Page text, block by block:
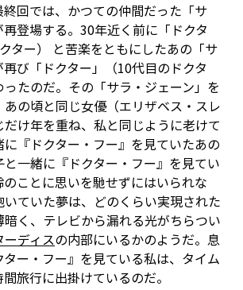
回では、かつての仲間だった「サ
登場する。30年近く前に「ドクタ
ター） と苦楽をともにしたあの「サ
び「ドクター」（10代目のドクタ
たのだ。その「サラ・ジェーン」を
の頃と同じ女優（エリザベス・スレ
だけ年を重ね、私と同じように老けて
に『ドクター・フー』を見ていたあの
一緒に『ドクター・フー』を見てい
ことに思いを馳せずにはいられな
いていた夢は、どのくらい実現された
く、テレビから漏れる光がちらつい
ーディスの内部にいるかのようだ。息
ー・フー』を見ている私は、タイム
旅行に出掛けているのだ。